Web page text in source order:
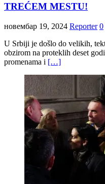
TREĆEM MESTU!
новембар 19, 2024 Reporter 0
U Srbiji je došlo do velikih,
obzirom na proteklih deset
promenama i […]